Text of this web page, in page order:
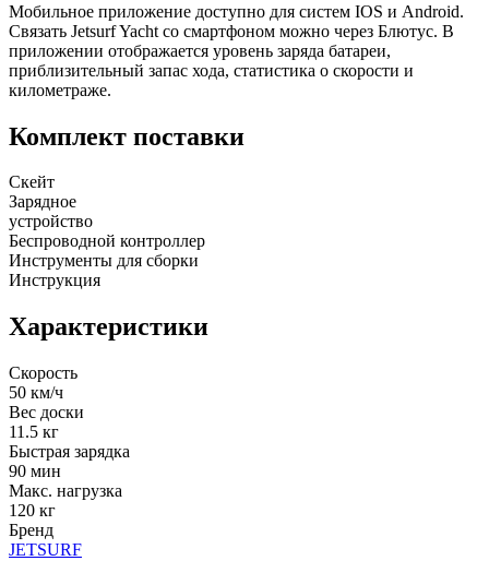
Мобильное приложение доступно для систем IOS и Android.
Связать Jetsurf Yacht со смартфоном можно через Блютус. В
приложении отображается уровень заряда батареи,
приблизительный запас хода, статистика о скорости и
километраже.
Комплект поставки
Скейт
Зарядное
устройство
Беспроводной контроллер
Инструменты для сборки
Инструкция
Характеристики
Скорость
50 км/ч
Вес доски
11.5 кг
Быстрая зарядка
90 мин
Макс. нагрузка
120 кг
Бренд
JETSURF